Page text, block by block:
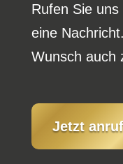
Rufen Sie
eine
Wunsch auch
Jetzt